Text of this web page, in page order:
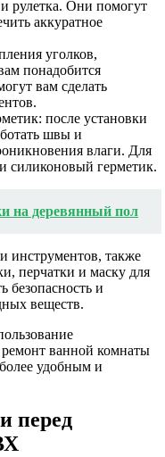
рулетка. Они помогут
аккуратное
уголков,
понадобится
вам сделать
после установки
швы и
влаги. Для
силиконовый герметик.
на деревянный пол
инструментов, также
перчатки и маску для
безопасность и
веществ.
ванной комнаты
удобным и
перед